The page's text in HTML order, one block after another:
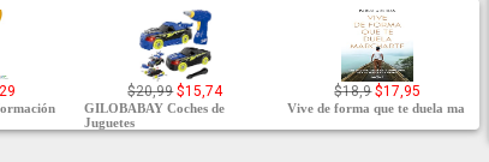
$20,99 $15,74
GILOBABAY Coches de
Juguetes
$18,9 $17,95
Vive de forma que te duela ma